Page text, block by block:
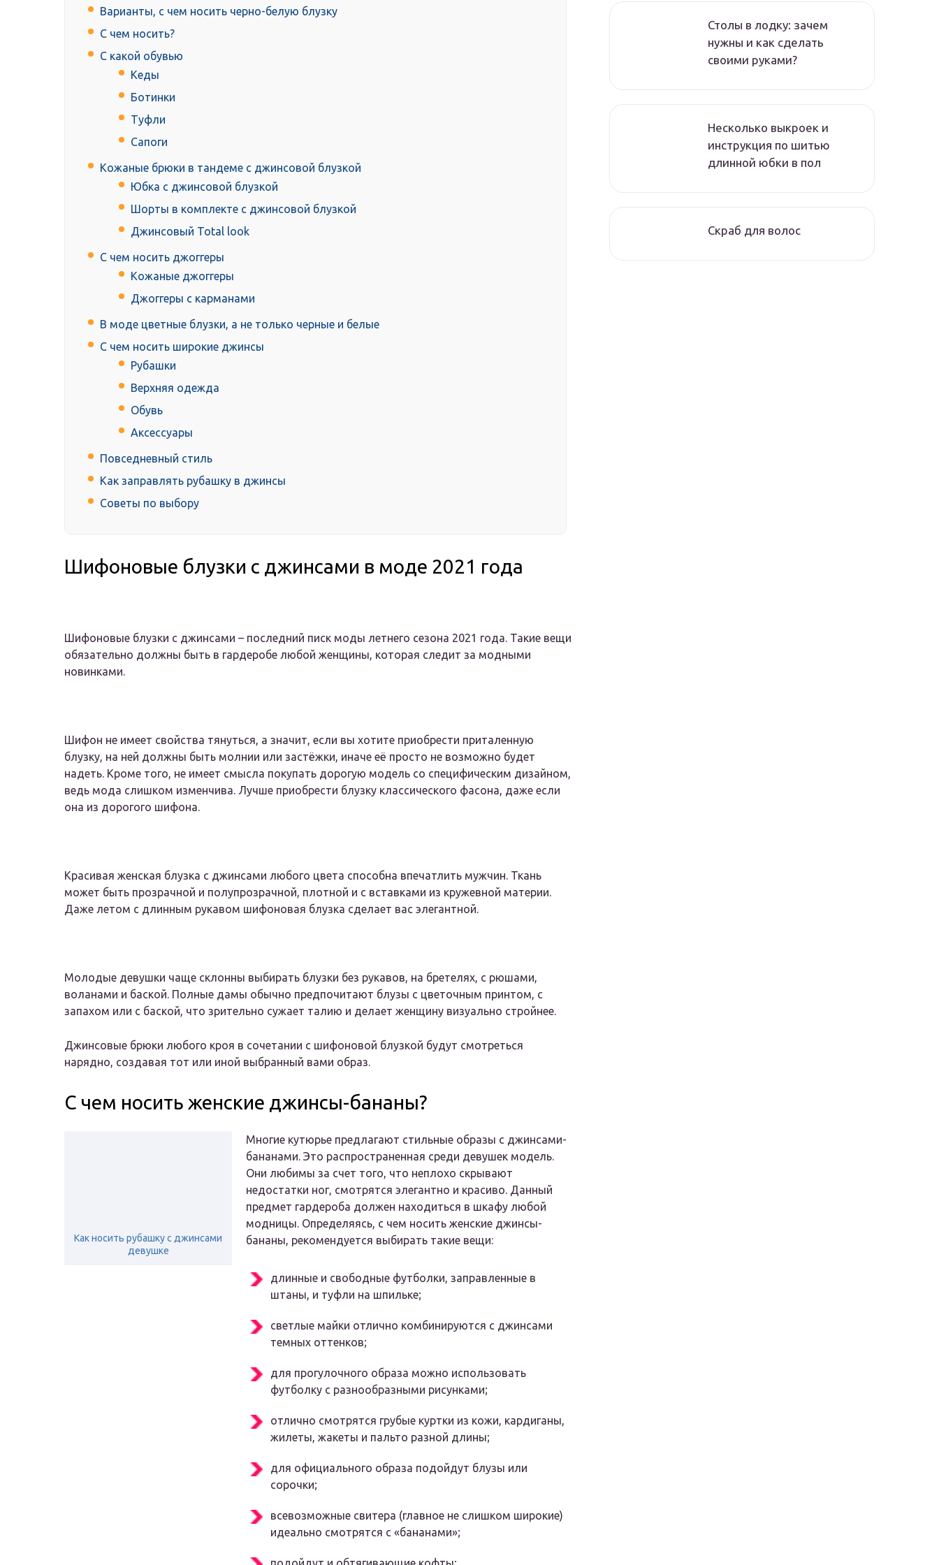
Варианты, с чем носить черно-белую блузку
С чем носить?
С какой обувью
Кеды
Ботинки
Туфли
Сапоги
Кожаные брюки в тандеме с джинсовой блузкой
Юбка с джинсовой блузкой
Шорты в комплекте с джинсовой блузкой
Джинсовый Total look
С чем носить джоггеры
Кожаные джоггеры
Джоггеры с карманами
В моде цветные блузки, а не только черные и белые
С чем носить широкие джинсы
Рубашки
Верхняя одежда
Обувь
Аксессуары
Повседневный стиль
Как заправлять рубашку в джинсы
Советы по выбору
Шифоновые блузки с джинсами в моде 2021 года
Шифоновые блузки с джинсами – последний писк моды летнего сезона 2021 года. Такие вещи
обязательно должны быть в гардеробе любой женщины, которая следит за модными
новинками.
Шифон не имеет свойства тянуться, а значит, если вы хотите приобрести приталенную
блузку, на ней должны быть молнии или застёжки, иначе её просто не возможно будет
надеть. Кроме того, не имеет смысла покупать дорогую модель со специфическим дизайном,
ведь мода слишком изменчива. Лучше приобрести блузку классического фасона, даже если
она из дорогого шифона.
Красивая женская блузка с джинсами любого цвета способна впечатлить мужчин. Ткань
может быть прозрачной и полупрозрачной, плотной и с вставками из кружевной материи.
Даже летом с длинным рукавом шифоновая блузка сделает вас элегантной.
Молодые девушки чаще склонны выбирать блузки без рукавов, на бретелях, с рюшами,
воланами и баской. Полные дамы обычно предпочитают блузы с цветочным принтом, с
запахом или с баской, что зрительно сужает талию и делает женщину визуально стройнее.
Джинсовые брюки любого кроя в сочетании с шифоновой блузкой будут смотреться
нарядно, создавая тот или иной выбранный вами образ.
С чем носить женские джинсы-бананы?
Как носить рубашку с джинсами
девушке
Многие кутюрье предлагают стильные образы с джинсами-
бананами. Это распространенная среди девушек модель.
Они любимы за счет того, что неплохо скрывают
недостатки ног, смотрятся элегантно и красиво. Данный
предмет гардероба должен находиться в шкафу любой
модницы. Определяясь, с чем носить женские джинсы-
бананы, рекомендуется выбирать такие вещи:
длинные и свободные футболки, заправленные в
штаны, и туфли на шпильке;
светлые майки отлично комбинируются с джинсами
темных оттенков;
для прогулочного образа можно использовать
футболку с разнообразными рисунками;
отлично смотрятся грубые куртки из кожи, кардиганы,
жилеты, жакеты и пальто разной длины;
для официального образа подойдут блузы или
сорочки;
всевозможные свитера (главное не слишком широкие)
идеально смотрятся с «бананами»;
Столы в лодку: зачем
нужны и как сделать
своими руками?
Несколько выкроек и
инструкция по шитью
длинной юбки в пол
Скраб для волос